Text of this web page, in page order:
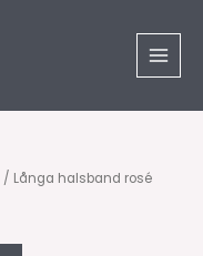
/ Långa halsband rosé